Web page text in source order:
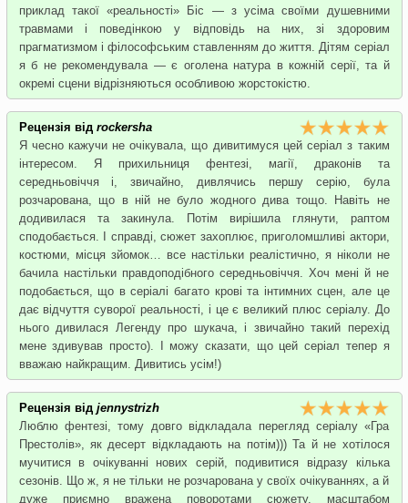
приклад такої «реальності» Біс — з усіма своїми душевними
травмами і поведінкою у відповідь на них, зі здоровим
прагматизмом і філософським ставленням до життя. Дітям серіал
я б не рекомендувала — є оголена натура в кожній серії, та й
окремі сцени відрізняються особливою жорстокістю.
Рецензія від rockersha
Я чесно кажучи не очікувала, що дивитимуся цей серіал з таким
інтересом. Я прихильниця фентезі, магії, драконів та
середньовіччя і, звичайно, дивлячись першу серію, була
розчарована, що в ній не було жодного дива тощо. Навіть не
додивилася та закинула. Потім вирішила глянути, раптом
сподобається. І справді, сюжет захоплює, приголомшливі актори,
костюми, місця зйомок… все настільки реалістично, я ніколи не
бачила настільки правдоподібного середньовіччя. Хоч мені й не
подобається, що в серіалі багато крові та інтимних сцен, але це
дає відчуття суворої реальності, і це є великий плюс серіалу. До
нього дивилася Легенду про шукача, і звичайно такий перехід
мене здивував просто). І можу сказати, що цей серіал тепер я
вважаю найкращим. Дивитись усім!)
Рецензія від jennystrizh
Люблю фентезі, тому довго відкладала перегляд серіалу «Гра
Престолів», як десерт відкладають на потім))) Та й не хотілося
мучитися в очікуванні нових серій, подивитися відразу кілька
сезонів. Що ж, я не тільки не розчарована у своїх очікуваннях, а й
дуже приємно вражена поворотами сюжету, масштабом